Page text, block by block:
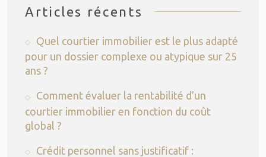
Articles récents
Quel courtier immobilier est le plus adapté
pour un dossier complexe ou atypique sur 25
ans ?
Comment évaluer la rentabilité d’un
courtier immobilier en fonction du coût
global ?
Crédit personnel sans justificatif :